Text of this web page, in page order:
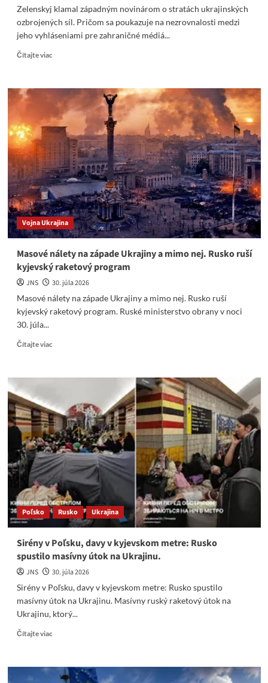
Zelenskyj klamal západným novinárom o stratách ukrajinských
ozbrojených síl. Pričom sa poukazuje na nezrovnalosti medzi
jeho vyhláseniami pre zahraničné médiá...
Čítajte viacRead
Zelenskyj
klamal
západným
novinárom
o
stratách
ukrajinských
ozbrojených
síl.
Vojna Ukrajina
Masové nálety na západe Ukrajiny a mimo nej. Rusko ruší
kyjevský raketový program
JNS
30. júla 2026
Masové nálety na západe Ukrajiny a mimo nej. Rusko ruší
kyjevský raketový program. Ruské ministerstvo obrany v noci
30. júla...
Čítajte viacRead
Masové
západe
Ukrajiny
a
mimo
nej.
Rusko
ruší
kyjevský
raketový
program
Poľsko Rusko Ukrajina
Sirény v Poľsku, davy v kyjevskom metre: Rusko
spustilo masívny útok na Ukrajinu.
JNS
30. júla 2026
Sirény v Poľsku, davy v kyjevskom metre: Rusko spustilo
masívny útok na Ukrajinu. Masívny ruský raketový útok na
Ukrajinu, ktorý...
Čítajte viacRead
Sirény